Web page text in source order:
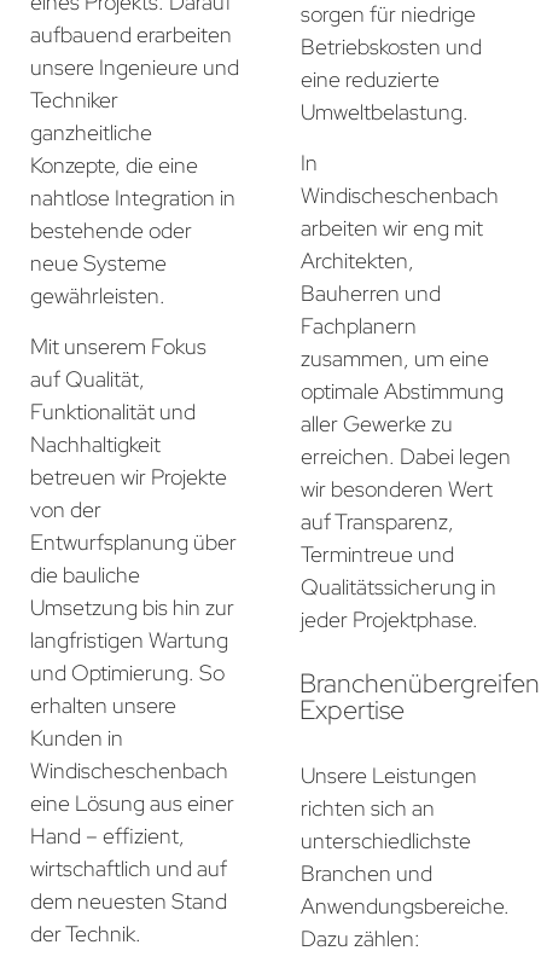
aufbauend erarbeiten
unsere Ingenieure und
Techniker
ganzheitliche
Konzepte, die eine
nahtlose Integration in
bestehende oder
neue Systeme
gewährleisten.
Mit unserem Fokus
auf Qualität,
Funktionalität und
Nachhaltigkeit
betreuen wir Projekte
von der
Entwurfsplanung über
die bauliche
Umsetzung bis hin zur
langfristigen Wartung
und Optimierung. So
erhalten unsere
Kunden in
Windischeschenbach
eine Lösung aus einer
Hand – effizient,
wirtschaftlich und auf
dem neuesten Stand
der Technik.
sorgen für niedrige
Betriebskosten und
eine reduzierte
Umweltbelastung.
In
Windischeschenbach
arbeiten wir eng mit
Architekten,
Bauherren und
Fachplanern
zusammen, um eine
optimale Abstimmung
aller Gewerke zu
erreichen. Dabei legen
wir besonderen Wert
auf Transparenz,
Termintreue und
Qualitätssicherung in
jeder Projektphase.
Expertise
Unsere Leistungen
richten sich an
unterschiedlichste
Branchen und
Anwendungsbereiche.
Dazu zählen: